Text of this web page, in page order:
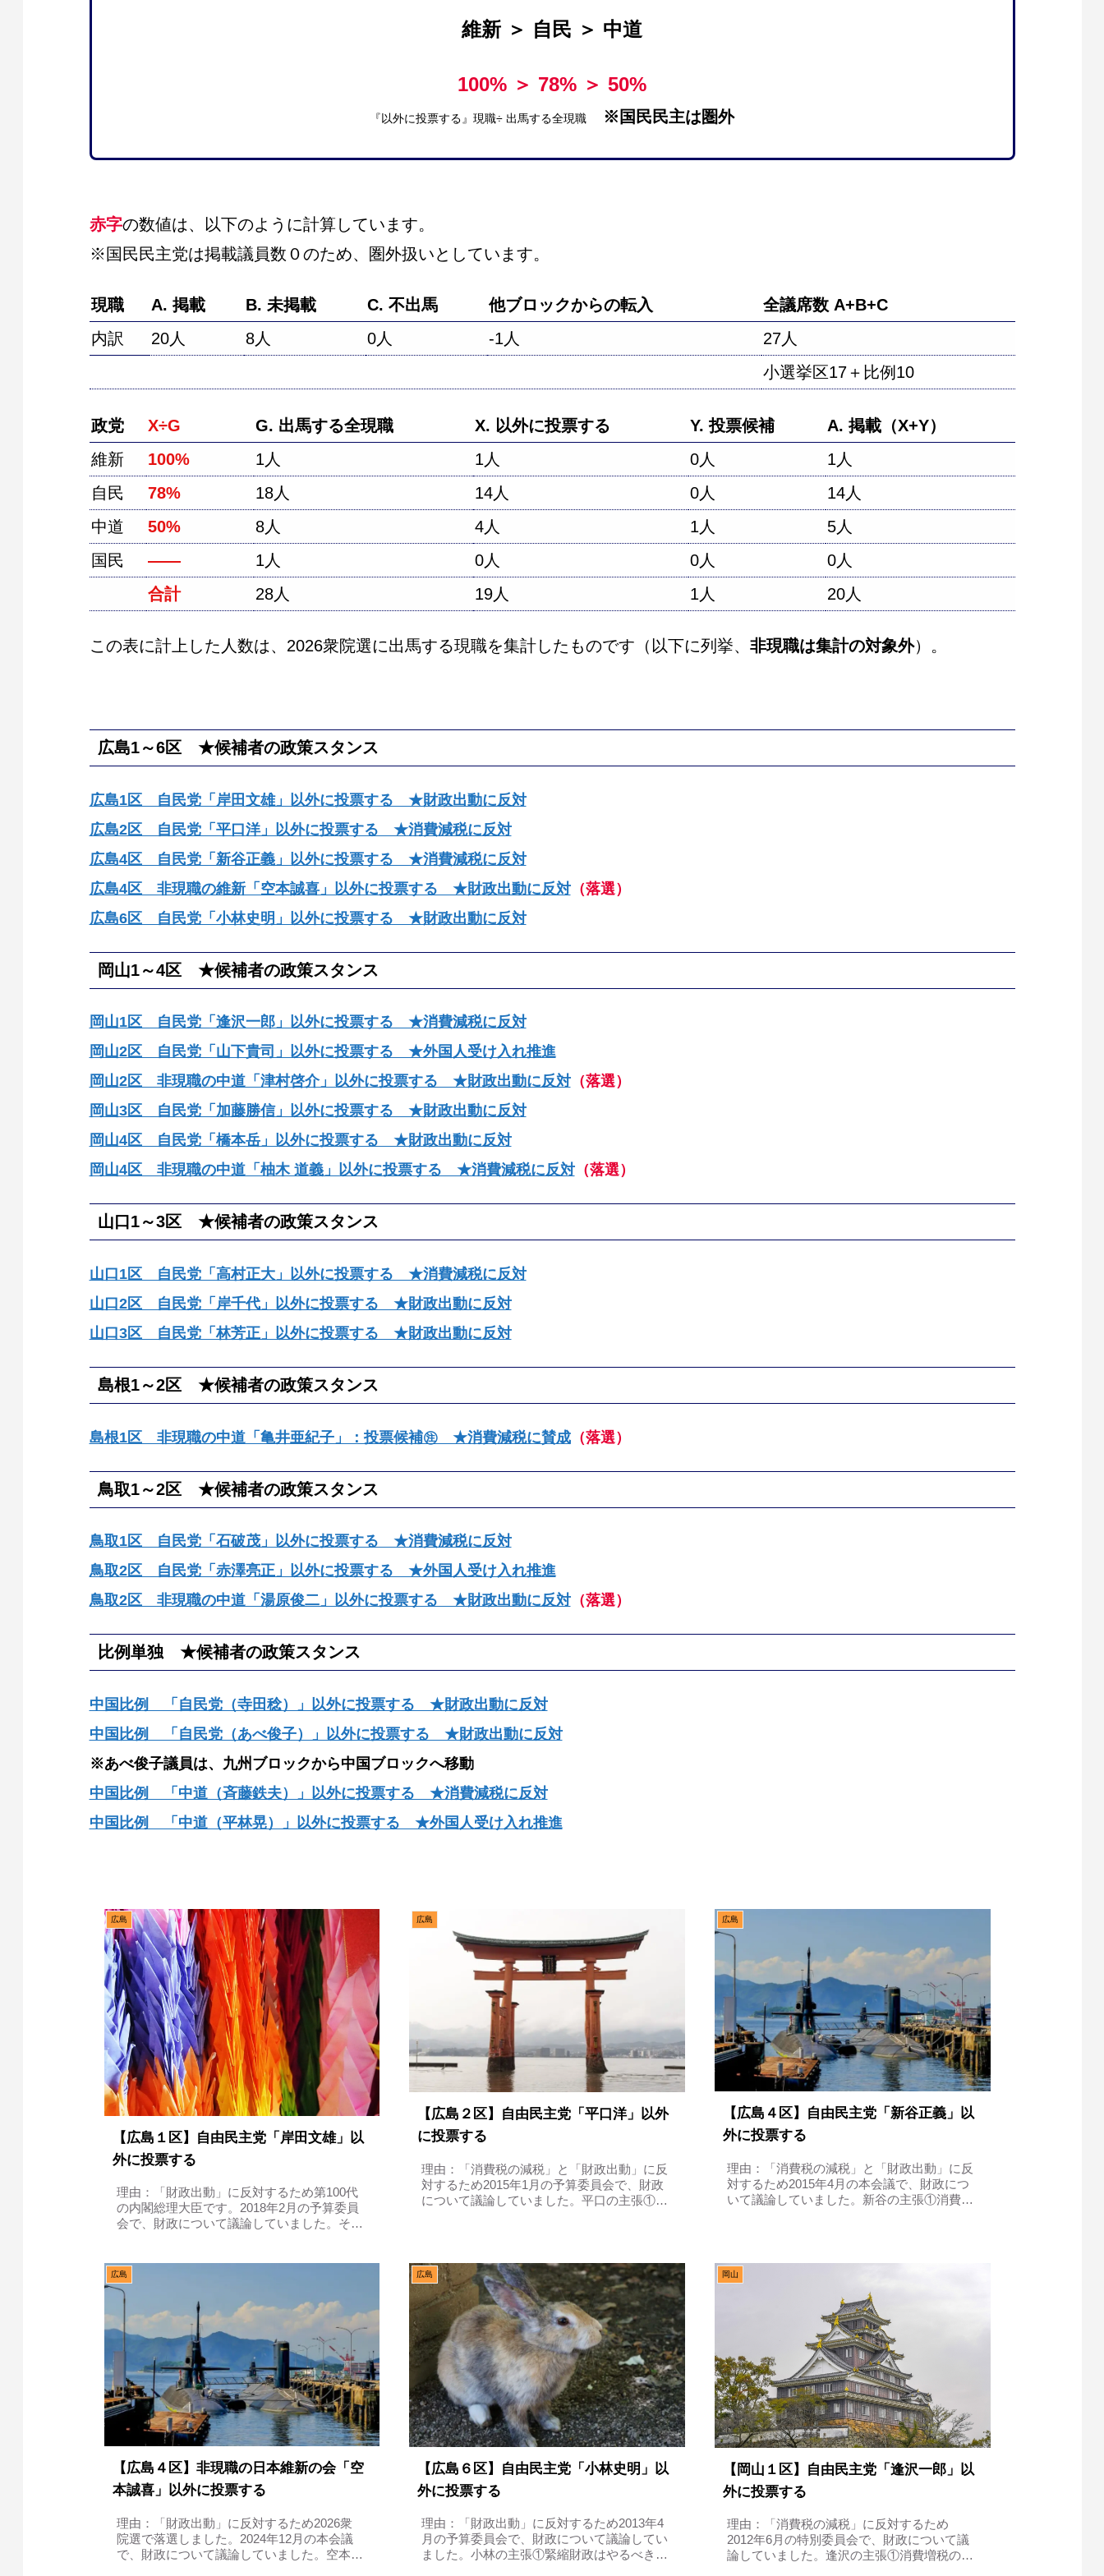
維新 ＞ 自民 ＞ 中道
100% ＞ 78% ＞ 50%
『以外に投票する』現職÷ 出馬する全現職 ※国民民主は圏外
赤字の数値は、以下のように計算しています。
※国民民主党は掲載議員数０のため、圏外扱いとしています。
現職 A. 掲載 B. 未掲載 C. 不出馬 他ブロックからの転入
全議席数 A+B+C
内訳
20人 8人 0人 -1人
27人
小選挙区17＋比例10
政党 X÷G G. 出馬する全現職 X. 以外に投票する Y. 投票候補
A. 掲載（X+Y）
維新
100% 1人 1人 0人
1人
自民
78% 18人 14人 0人
14人
中道
50% 8人 4人 1人
5人
国民
―― 1人 0人 0人
0人
合計
28人 19人 1人 20人
この表に計上した人数は、2026衆院選に出馬する現職を集計したものです（以下に列挙、 非現職は集計の対象外）。
広島1～6区 ★候補者の政策スタンス
広島1区 自民党「岸田文雄」以外に投票する ★財政出動に反対
広島2区 自民党「平口洋」以外に投票する ★消費減税に反対
広島4区 自民党「新谷正義」以外に投票する ★消費減税に反対
広島4区 非現職の維新「空本誠喜」以外に投票する ★財政出動に反対（落選）
広島6区 自民党「小林史明」以外に投票する ★財政出動に反対
岡山1～4区 ★候補者の政策スタンス
岡山1区 自民党「逢沢一郎」以外に投票する ★消費減税に反対
岡山2区 自民党「山下貴司」以外に投票する ★外国人受け入れ推進
岡山2区 非現職の中道「津村啓介」以外に投票する ★財政出動に反対（落選）
岡山3区 自民党「加藤勝信」以外に投票する ★財政出動に反対
岡山4区 自民党「橋本岳」以外に投票する ★財政出動に反対
岡山4区 非現職の中道「柚木 道義」以外に投票する ★消費減税に反対（落選）
山口1～3区 ★候補者の政策スタンス
山口1区 自民党「高村正大」以外に投票する ★消費減税に反対
山口2区 自民党「岸千代」以外に投票する ★財政出動に反対
山口3区 自民党「林芳正」以外に投票する ★財政出動に反対
島根1～2区 ★候補者の政策スタンス
島根1区 非現職の中道「亀井亜紀子」：投票候補㊟ ★消費減税に賛成（落選）
鳥取1～2区 ★候補者の政策スタンス
鳥取1区 自民党「石破茂」以外に投票する ★消費減税に反対
鳥取2区 自民党「赤澤亮正」以外に投票する ★外国人受け入れ推進
鳥取2区 非現職の中道「湯原俊二」以外に投票する ★財政出動に反対（落選）
比例単独 ★候補者の政策スタンス
中国比例 「自民党（寺田稔）」以外に投票する ★財政出動に反対
中国比例 「自民党（あべ俊子）」以外に投票する ★財政出動に反対
※あべ俊子議員は、九州ブロックから中国ブロックへ移動
中国比例 「中道（斉藤鉄夫）」以外に投票する ★消費減税に反対
中国比例 「中道（平林晃）」以外に投票する ★外国人受け入れ推進
広島
【広島１区】自由民主党「岸田文雄」以
外に投票する
理由：「財政出動」に反対するため第100代
の内閣総理大臣です。2018年2月の予算委員
会で、財政について議論していました。そう
しては、従来から、財政健全化につい...
広島
【広島２区】自由民主党「平口洋」以外
に投票する
理由：「消費税の減税」と「財政出動」に反
対するため2015年1月の予算委員会で、財政
について議論していました。平口の主張①国
広島
【広島４区】自由民主党「新谷正義」以
外に投票する
理由：「消費税の減税」と「財政出動」に反
対するため2015年4月の本会議で、財政につ
いて議論していました。新谷の主張①消費増
広島
【広島４区】非現職の日本維新の会「空
本誠喜」以外に投票する
理由：「財政出動」に反対するため2026衆
院選で落選しました。2024年12月の本会議
で、財政について議論していました。空本の
広島
【広島６区】自由民主党「小林史明」以
外に投票する
理由：「財政出動」に反対するため2013年4
月の予算委員会で、財政について議論してい
ました。小林の主張①緊縮財政はやるべきだ
岡山
【岡山１区】自由民主党「逢沢一郎」以
外に投票する
理由：「消費税の減税」に反対するため
2012年6月の特別委員会で、財政について議
論していました。逢沢の主張①消費増税の意